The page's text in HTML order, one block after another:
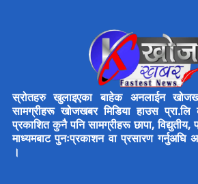
स्रोतहरु खुलाइएका बाहेक अनलाईन
सामग्रीहरू खोजखबर मिडिया हाउस
प्रकाशित कुनै पनि सामग्रीहरू छापा,
माध्यमबाट पुनःप्रकाशन वा प्रसारण
।